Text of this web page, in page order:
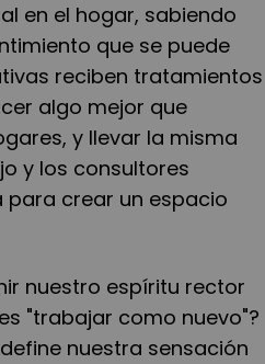
en el hogar, sabiendo
que se puede
reciben tratamientos
algo mejor que
y llevar la misma
y los consultores
crear un espacio
nuestro espíritu rector
"trabajar como nuevo"?
nuestra sensación